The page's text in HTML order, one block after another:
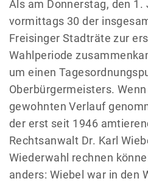
Als am Donnerstag, den 1.
vormittags 30 der
Freisinger Stadträte zur
Wahlperiode
um einen
Oberbürgermeisters.
gewohnten Verlauf
der erst seit 1946
Rechtsanwalt Dr. Karl
Wiederwahl rechnen
anders: Wiebel war in den